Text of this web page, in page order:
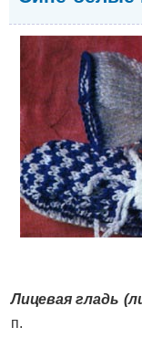
Лицевая гладь
п.